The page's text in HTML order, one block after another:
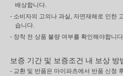
배상합니다.
- 소비자의 고의나 과실, 자연재해로 인한
습니다.
- 장착 전 상품 불량 여부를 확인해야합니
보증 기간 및 보증조건 내 보상 방
- 교환 및 반품은 마이파츠에서 반품 신청